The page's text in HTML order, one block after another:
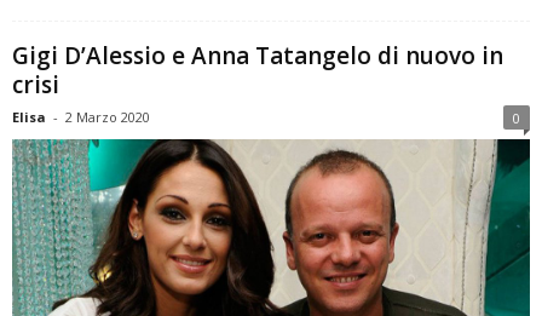
Gigi D’Alessio e Anna Tatangelo di nuovo in
crisi
Elisa - 2 Marzo 2020 0